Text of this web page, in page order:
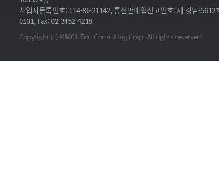
사업자등록번호: 114-86-21142, 통신판매업신고번호: 제 강남-
0101, Fax: 02-3452-4218
Copyright (c) KIM01 Edu Consulting Corp. All rights reserved.